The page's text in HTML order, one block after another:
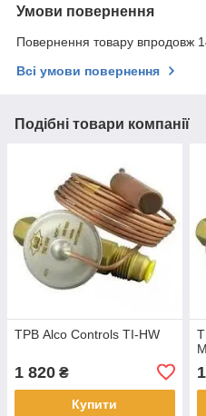
Умови повернення
Повернення товару впродовж
Всі умови повернення
Подібні товари компанії
ТРВ Alco Controls TI-HW
1 820 ₴
Купити